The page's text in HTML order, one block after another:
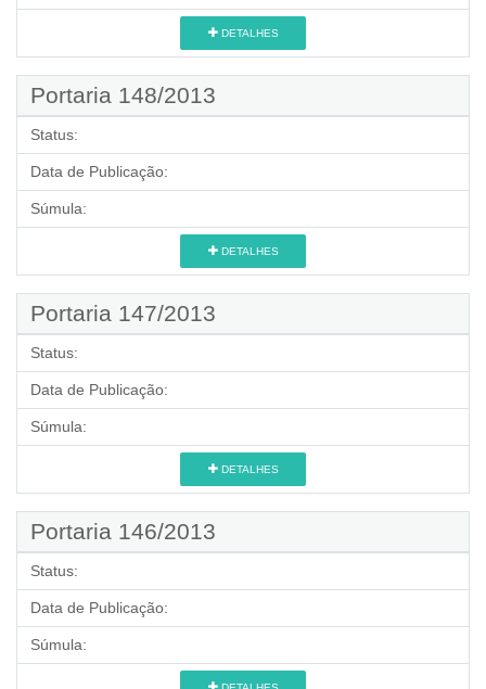
DETALHES
Portaria 148/2013
Status:
Data de Publicação:
Súmula:
DETALHES
Portaria 147/2013
Status:
Data de Publicação:
Súmula:
DETALHES
Portaria 146/2013
Status:
Data de Publicação:
Súmula: